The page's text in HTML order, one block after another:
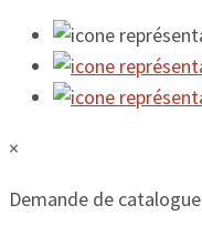
×
Demande de catalogue